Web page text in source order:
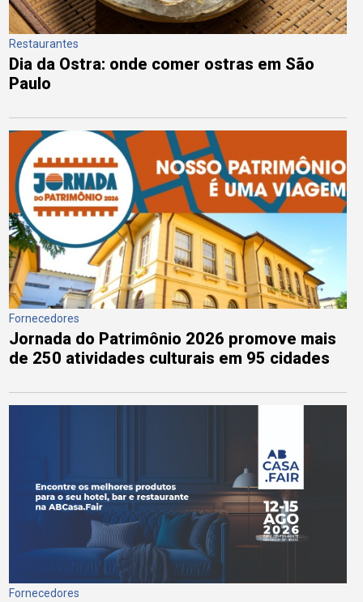
Restaurantes
Dia da Ostra: onde comer ostras em São
Paulo
Fornecedores
Jornada do Patrimônio 2026 promove mais
de 250 atividades culturais em 95 cidades
Fornecedores